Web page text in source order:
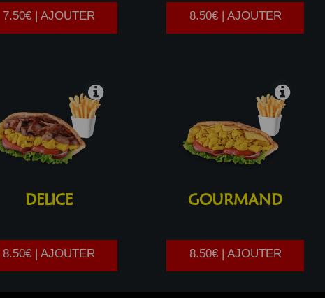
7.50€ | AJOUTER 8.50€ | AJOUTER
DELICE
8.50€ | AJOUTER
GOURMAND
8.50€ | AJOUTER